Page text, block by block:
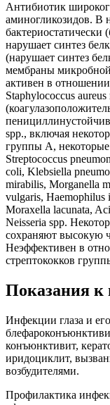
Антибиотик
аминогликозидов. В
бактериостатически
нарушает синтез
(нарушает синтез
мембраны
активен в
Staphylococcus
spp., включая
группы А,
Streptococcus
coli, Klebsiella
mirabilis, Morganella
vulgaris, Haemophilus
Moraxella lacunata,
Neisseria spp.
сохраняют высокую
Неэффективен в
стрептококков
Показания
Инфекции глаза и
конъюнктивит,
иридоциклит,
возбудителями.
Профилактика